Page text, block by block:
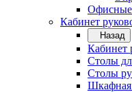
Офисные
Кабинет
Назад
Кабинет
Столы
Столы
Шкафная